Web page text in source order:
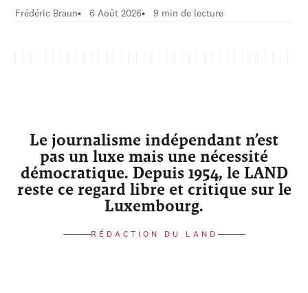
Frédéric Braun 6 Août 2026 9 min de lecture
Le journalisme indépendant n’est
pas un luxe mais une nécessité
démocratique. Depuis 1954, le LAND
reste ce regard libre et critique sur le
Luxembourg.
RÉDACTION DU LAND